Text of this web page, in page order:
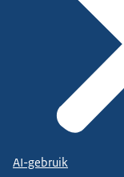
AI-gebruik